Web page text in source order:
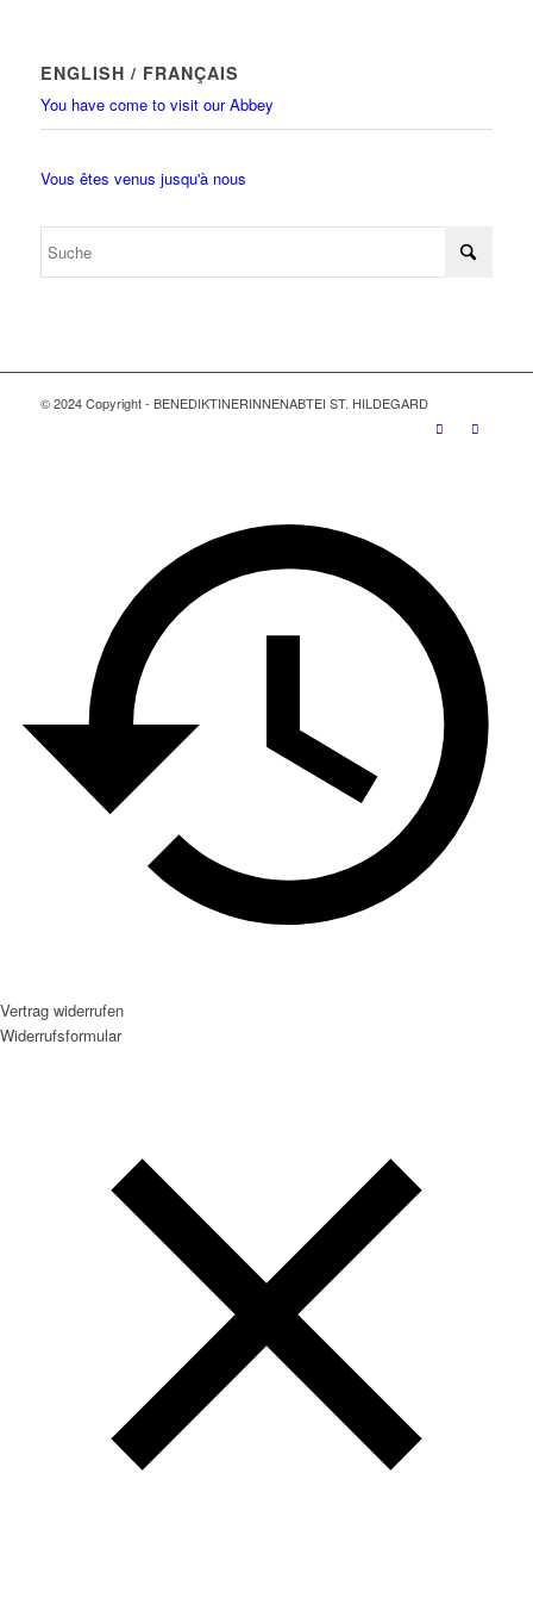
ENGLISH / FRANÇAIS
You have come to visit our Abbey
Vous êtes venus jusqu'à nous
© 2024 Copyright - BENEDIKTINERINNENABTEI ST. HILDEGARD
Vertrag widerrufen
Widerrufsformular